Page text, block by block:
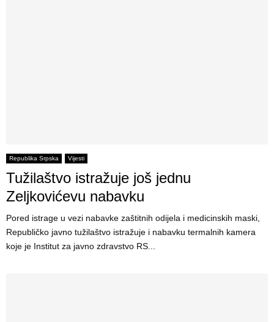
Republika Srpska Vijesti
Tužilaštvo istražuje još jednu
Zeljkovićevu nabavku
Pored istrage u vezi nabavke zaštitnih odijela i medicinskih maski,
Republičko javno tužilaštvo istražuje i nabavku termalnih kamera
koje je Institut za javno zdravstvo RS...